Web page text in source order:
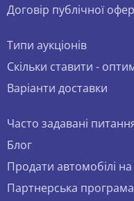
Договір публічної
Типи аукціонів
Скільки ставити -
Варіанти доставки
Часто задавані
Блог
Продати автомобілі
Партнерська програма